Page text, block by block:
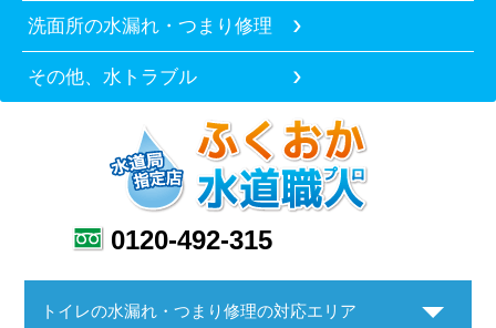
洗面所の水漏れ・つまり修理
その他、水トラブル
0120-492-315
トイレの水漏れ・つまり修理の対応エリア